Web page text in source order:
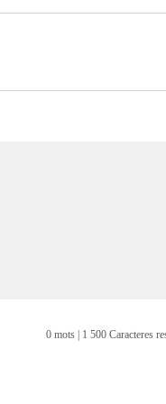
0 mots | 1 500 Caracteres